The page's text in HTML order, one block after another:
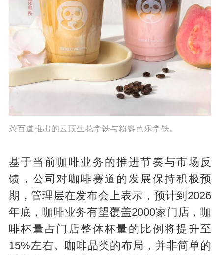
茶百道推出的云顶生花拿铁与粉雾芭乐拿铁。
基于当前咖啡业务的推进节奏与市场反
馈，公司对咖啡赛道的发展保持积极预
期，管理层在发布会上表示，预计到2026
年底，咖啡业务有望覆盖2000家门店，咖
啡杯量占门店整体杯量的比例将提升至
15%左右。咖啡品类的布局，并非简单的